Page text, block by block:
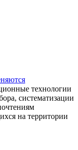
технологии
систематизации
на территории